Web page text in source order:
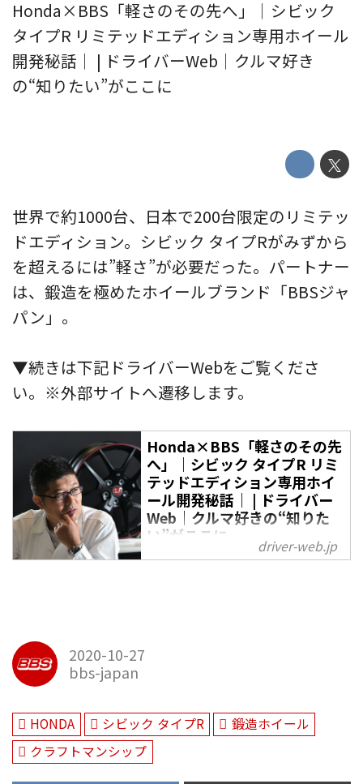
Honda×BBS「軽さのその先へ」｜シビック
タイプR リミテッドエディション専用ホイール
開発秘話｜ | ドライバーWeb｜クルマ好き
の“知りたい”がここに
世界で約1000台、日本で200台限定のリミテッ
ドエディション。シビック タイプRがみずから
を超えるには”軽さ”が必要だった。パートナー
は、鍛造を極めたホイールブランド「BBSジャ
パン」。
▼続きは下記ドライバーWebをご覧くださ
い。※外部サイトへ遷移します。
Honda×BBS「軽さのその先
へ」｜シビック タイプR リミ
テッドエディション専用ホイ
ール開発秘話｜ | ドライバー
Web｜クルマ好きの“知りた
い”がここに
世界で約1000台、日本で200台限
driver-web.jp
2020-10-27
bbs-japan
HONDA シビック タイプR
鍛造ホイール
クラフトマンシップ